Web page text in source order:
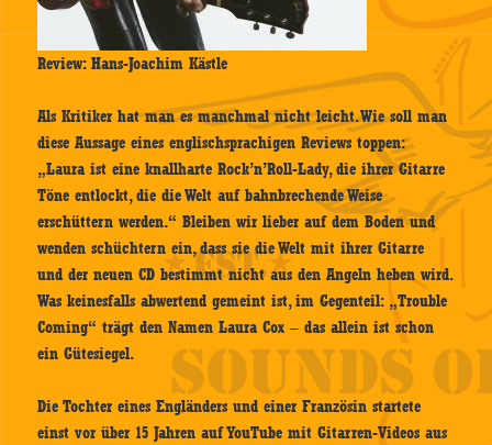
Review: Hans-Joachim Kästle
Als Kritiker hat man es manchmal nicht leicht. Wie soll man
diese Aussage eines englischsprachigen Reviews toppen:
„Laura ist eine knallharte Rock’n’Roll-Lady, die ihrer Gitarre
Töne entlockt, die die Welt auf bahnbrechende Weise
erschüttern werden.“ Bleiben wir lieber auf dem Boden und
wenden schüchtern ein, dass sie die Welt mit ihrer Gitarre
und der neuen CD bestimmt nicht aus den Angeln heben wird.
Was keinesfalls abwertend gemeint ist, im Gegenteil: „Trouble
Coming“ trägt den Namen Laura Cox – das allein ist schon
ein Gütesiegel.
Die Tochter eines Engländers und einer Französin startete
einst vor über 15 Jahren auf YouTube mit Gitarren-Videos aus